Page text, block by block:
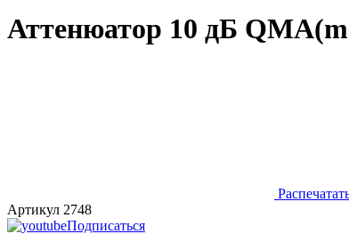
Аттенюатор 10 дБ
Артикул 2748
Подписаться